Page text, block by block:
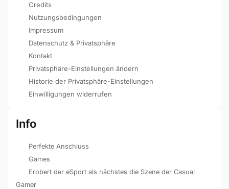
Credits
Nutzungsbedingungen
Impressum
Datenschutz & Privatsphäre
Kontakt
Privatsphäre-Einstellungen ändern
Historie der Privatsphäre-Einstellungen
Einwilligungen widerrufen
Info
Perfekte Anschluss
Games
Erobert der eSport als nächstes die Szene der Casual
Gamer